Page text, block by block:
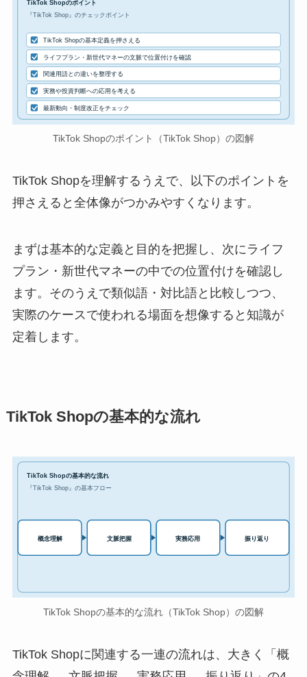
TikTok Shopのポイント
『TikTok Shop』のチェックポイント
TikTok Shopの基本定義を押さえる
ライフプラン・新世代マネーの文脈で位置付けを確認
関連用語との違いを整理する
実務や投資判断への応用を考える
最新動向・制度改正をチェック
TikTok Shopのポイント（TikTok Shop）の図解
TikTok Shopを理解するうえで、以下のポイントを
押さえると全体像がつかみやすくなります。
まずは基本的な定義と目的を把握し、次にライフ
プラン・新世代マネーの中での位置付けを確認し
ます。そのうえで類似語・対比語と比較しつつ、
実際のケースで使われる場面を想像すると知識が
定着します。
TikTok Shopの基本的な流れ
TikTok Shopの基本的な流れ
『TikTok Shop』の基本フロー
概念理解 文脈把握 実務応用 振り返り
TikTok Shopの基本的な流れ（TikTok Shop）の図解
TikTok Shopに関連する一連の流れは、大きく「概